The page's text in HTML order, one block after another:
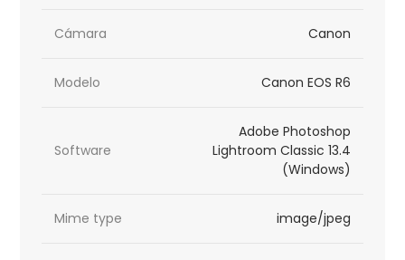
Cámara Canon
Modelo Canon EOS R6
Software
Adobe Photoshop
Lightroom Classic 13.4
(Windows)
Mime type image/jpeg